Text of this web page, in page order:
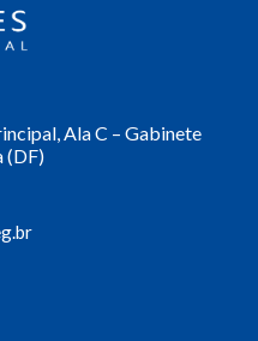
Ala C – Gabinete
(DF)